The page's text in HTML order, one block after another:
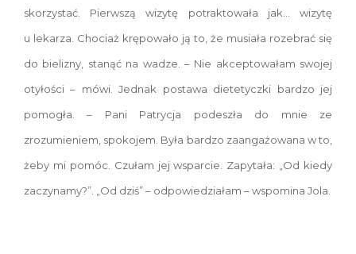
skorzystać. Pierwszą wizytę potraktowała jak... wizytę
u lekarza. Chociaż krępowało ją to, że musiała rozebrać się
do bielizny, stanąć na wadze. – Nie akceptowałam swojej
otyłości – mówi. Jednak postawa dietetyczki bardzo jej
pomogła. – Pani Patrycja podeszła do mnie ze
zrozumieniem, spokojem. Była bardzo zaangażowana w to,
żeby mi pomóc. Czułam jej wsparcie. Zapytała: „Od kiedy
zaczynamy?”. „Od dziś” – odpowiedziałam – wspomina Jola.